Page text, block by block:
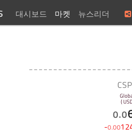
대시보드 마켓 뉴스리더
(
0.0
-0.00